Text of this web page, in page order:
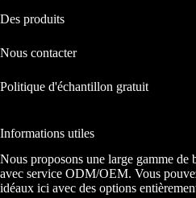
Des produits
Nous contacter
Politique d'échantillon gratuit
Informations utiles
Nous proposons une large gamme de
avec service ODM/OEM. Vous
idéaux ici avec des options